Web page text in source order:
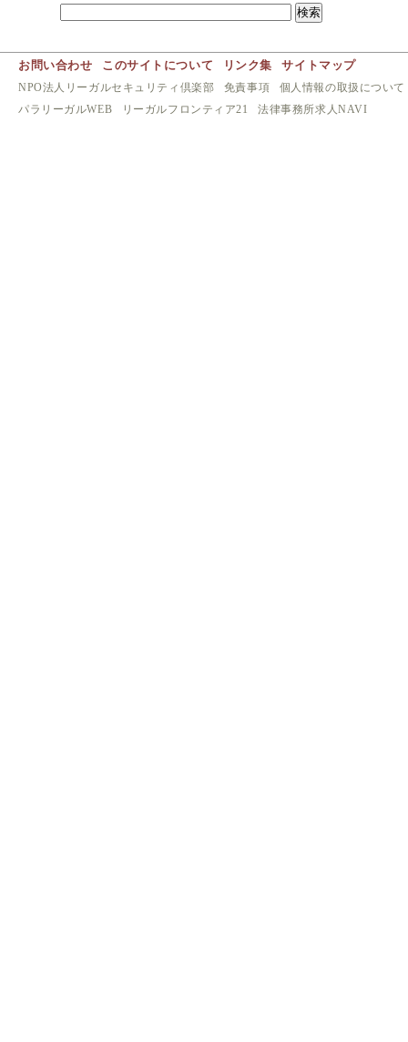
お問い合わせ このサイトについて リンク集 サイトマップ
NPO法人リーガルセキュリティ倶楽部 免責事項
個人情報の取扱について
パラリーガルWEB
リーガルフロンティア21 法律事務所求人NAVI